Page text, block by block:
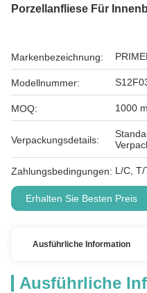
Porzellanfliese Für
Markenbezeichnung:
Modellnummer:
MOQ: 1000
Verpackungsdetails:
Zahlungsbedingungen: L/C, T/
Erhalten Sie Besten Preis
Ausführliche Information
Ausführliche